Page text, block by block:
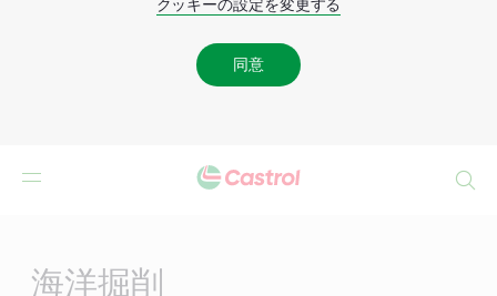
クッキーの設定を変更する
同意
海洋掘削